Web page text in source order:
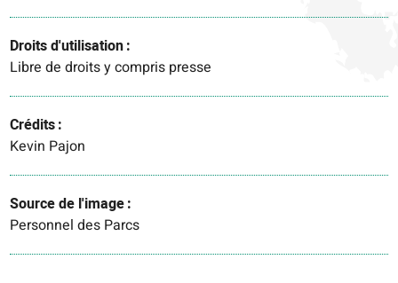
Droits d'utilisation
Libre de droits y compris presse
Crédits
Kevin Pajon
Source de l'image
Personnel des Parcs